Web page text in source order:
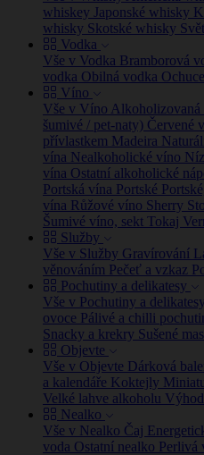
whiskey Japonské whisky
whisky Skotské whisky
Vodka
Vše v Vodka Bramborová
vodka Obilná vodka
Víno
Vše v Víno Alkoholizovaná
šumivé / pet-naty) Červené
přívlastkem Madeira
vína Nealkoholické víno
vína Ostatní alkoholické
Portská vína Portské
vína Růžové víno Sherry
Šumivé víno, sekt Tokaj
Služby
Vše v Služby Gravírování
věnováním Pečeť a vzkaz
Pochutiny a delikatesy
Vše v Pochutiny a delikatesy
ovoce Pálivé a chilli
Snacky a krekry Sušené
Objevte
Vše v Objevte Dárková
a kalendáře Koktejly
Velké lahve alkoholu
Nealko
Vše v Nealko Čaj
voda Ostatní nealko Perlivá